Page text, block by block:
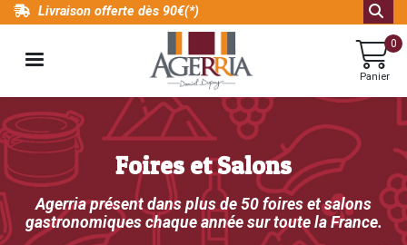
Aller
contenu
Livraison offerte dès 90€(*)
Panier
0
Foires et Salons
Agerria présent dans plus de 50 foires et salons
gastronomiques chaque année sur toute la France.